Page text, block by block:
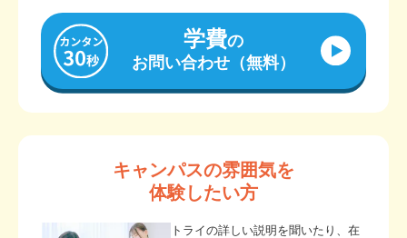
学費の
お問い合わせ（無料）
キャンパスの雰囲気を
体験したい方
トライの詳しい説明を聞いたり、在